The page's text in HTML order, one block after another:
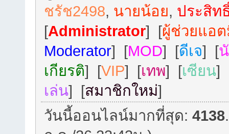
ชรัช2498, นายน้อย, ประสิท
[Administrator] [ผู้ช่วยแอ
Moderator] [MOD] [ดีเจ] [
เกียรติ] [VIP] [เทพ] [เซียน]
เล่น] [สมาชิกใหม่]
วันนี้ออนไลน์มากที่สุด: 4138